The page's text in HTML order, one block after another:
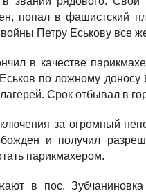
попал в фашистский
Петру Еськову все
в качестве
по ложному
лагерей. Срок отбывал в
за огромный
и получил
парикмахером.
в пос.